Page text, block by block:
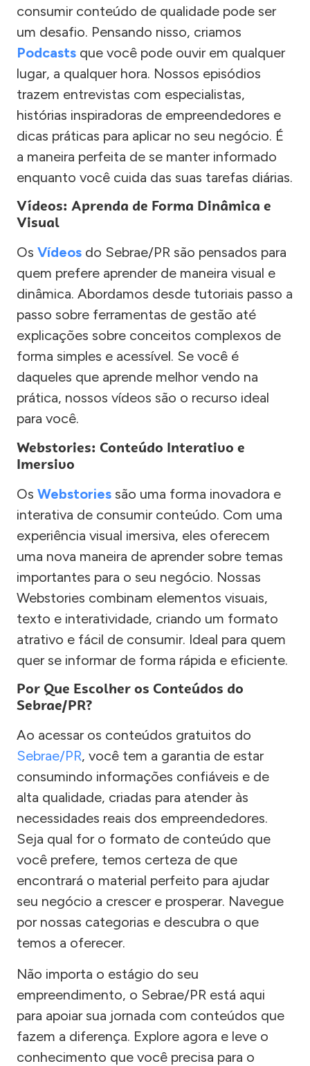
consumir conteúdo de qualidade pode ser
um desafio. Pensando nisso, criamos
Podcasts que você pode ouvir em qualquer
lugar, a qualquer hora. Nossos episódios
trazem entrevistas com especialistas,
histórias inspiradoras de empreendedores e
dicas práticas para aplicar no seu negócio. É
a maneira perfeita de se manter informado
enquanto você cuida das suas tarefas diárias.
Vídeos: Aprenda de Forma Dinâmica e
Visual
Os Vídeos do Sebrae/PR são pensados para
quem prefere aprender de maneira visual e
dinâmica. Abordamos desde tutoriais passo a
passo sobre ferramentas de gestão até
explicações sobre conceitos complexos de
forma simples e acessível. Se você é
daqueles que aprende melhor vendo na
prática, nossos vídeos são o recurso ideal
para você.
Webstories: Conteúdo Interativo e
Imersivo
Os Webstories são uma forma inovadora e
interativa de consumir conteúdo. Com uma
experiência visual imersiva, eles oferecem
uma nova maneira de aprender sobre temas
importantes para o seu negócio. Nossas
Webstories combinam elementos visuais,
texto e interatividade, criando um formato
atrativo e fácil de consumir. Ideal para quem
quer se informar de forma rápida e eficiente.
Por Que Escolher os Conteúdos do
Sebrae/PR?
Ao acessar os conteúdos gratuitos do
Sebrae/PR, você tem a garantia de estar
consumindo informações confiáveis e de
alta qualidade, criadas para atender às
necessidades reais dos empreendedores.
Seja qual for o formato de conteúdo que
você prefere, temos certeza de que
encontrará o material perfeito para ajudar
seu negócio a crescer e prosperar. Navegue
por nossas categorias e descubra o que
temos a oferecer.
Não importa o estágio do seu
empreendimento, o Sebrae/PR está aqui
para apoiar sua jornada com conteúdos que
fazem a diferença. Explore agora e leve o
conhecimento que você precisa para o